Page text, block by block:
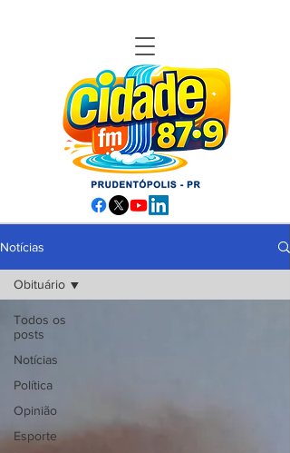
Notícias
Todos os
posts
Notícias
Política
Opinião
Esporte
Obituário